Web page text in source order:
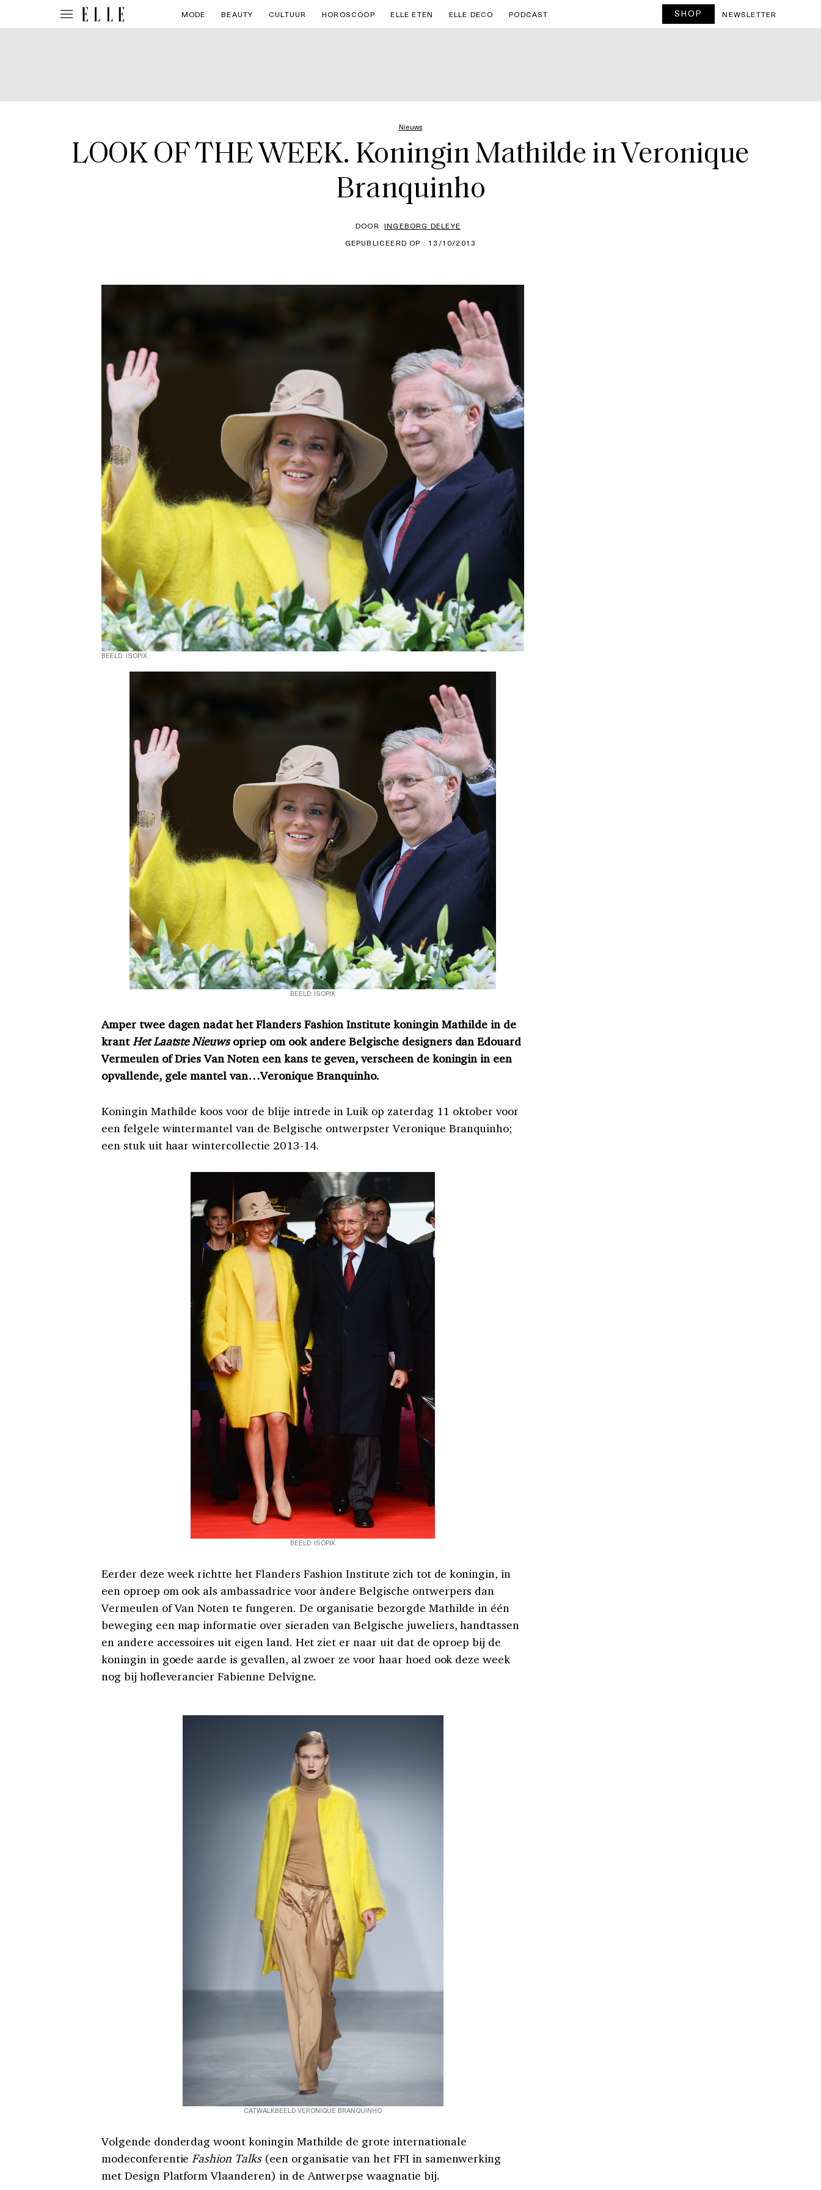
MODE BEAUTY CULTUUR HOROSCOOP ELLE ETEN ELLE DECO PODCAST SHOP NEWSLETTER
Nieuws
LOOK OF THE WEEK. Koningin Mathilde in Veronique
Branquinho
DOOR INGEBORG DELEYE
GEPUBLICEERD OP : 13/10/2013
BEELD: ISOPIX
BEELD: ISOPIX
Amper twee dagen nadat het Flanders Fashion Institute koningin Mathilde in de
krant Het Laatste Nieuwsopriep om ook andere Belgische designers dan Edouard
Vermeulen of Dries Van Noten een kans te geven, verscheen de koningin in een
opvallende, gele mantel van…Veronique Branquinho.
Koningin Mathilde koos voor de blije intrede in Luik op zaterdag 11 oktober voor
een felgele wintermantel van de Belgische ontwerpster Veronique Branquinho;
een stuk uit haar wintercollectie 2013-14.
BEELD: ISOPIX
Eerder deze week richtte het Flanders Fashion Institute zich tot de koningin, in
een oproep om ook als ambassadrice voor àndere Belgische ontwerpers dan
Vermeulen of Van Noten te fungeren. De organisatie bezorgde Mathilde in één
beweging een map informatie over sieraden van Belgische juweliers, handtassen
en andere accessoires uit eigen land. Het ziet er naar uit dat de oproep bij de
koningin in goede aarde is gevallen, al zwoer ze voor haar hoed ook deze week
nog bij hofleverancier Fabienne Delvigne.
CATWALKBEELD VERONIQUE BRANQUINHO
Volgende donderdag woont koningin Mathilde de grote internationale
modeconferentie Fashion Talks(een organisatie van het FFI in samenwerking
met Design Platform Vlaanderen) in de Antwerpse waagnatie bij.